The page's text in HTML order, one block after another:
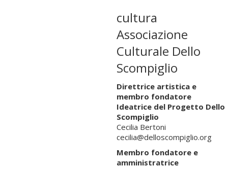
cultura
Associazione
Culturale Dello
Scompiglio
Direttrice artistica e
membro fondatore
Ideatrice del Progetto Dello
Scompiglio
Cecilia Bertoni
cecilia@delloscompiglio.org
Membro fondatore e
amministratrice